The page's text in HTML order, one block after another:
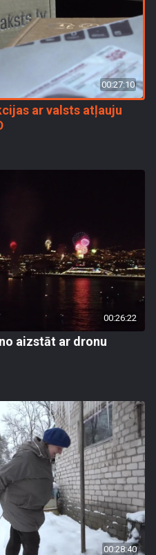
00:27:10
ar valsts atļauju
00:26:22
aizstāt ar dronu
00:28:40